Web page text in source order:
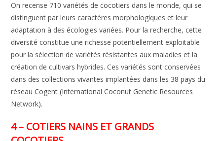
On recense 710 variétés de cocotiers dans le monde, qui se
distinguent par leurs caractères morphologiques et leur
adaptation à des écologies variées. Pour la recherche, cette
diversité constitue une richesse potentiellement exploitable
pour la sélection de variétés résistantes aux maladies et la
création de cultivars hybrides. Ces variétés sont conservées
dans des collections vivantes implantées dans les 38 pays du
réseau Cogent (International Coconut Genetic Resources
Network).
4 – COTIERS NAINS ET GRANDS